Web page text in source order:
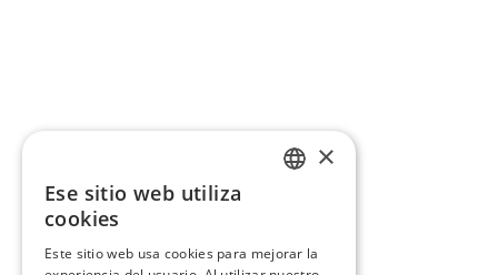
×
Ese sitio web utiliza
cookies
Este sitio web usa cookies para mejorar la